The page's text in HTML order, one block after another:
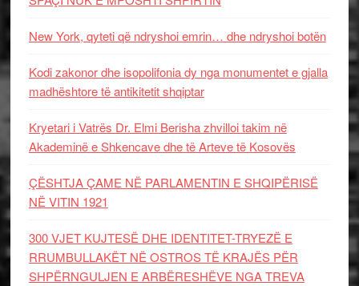
New York, qyteti që ndryshoi emrin… dhe ndryshoi botën
Kodi zakonor dhe isopolifonia dy nga monumentet e gjalla
madhështore të antikitetit shqiptar
Kryetari i Vatrës Dr. Elmi Berisha zhvilloi takim në
Akademinë e Shkencave dhe të Arteve të Kosovës
ÇËSHTJA ÇAME NË PARLAMENTIN E SHQIPËRISË
NË VITIN 1921
300 VJET KUJTESË DHE IDENTITET-TRYEZË E
RRUMBULLAKËT NË OSTROS TË KRAJËS PËR
SHPËRNGULJEN E ARBËRESHËVE NGA TREVA